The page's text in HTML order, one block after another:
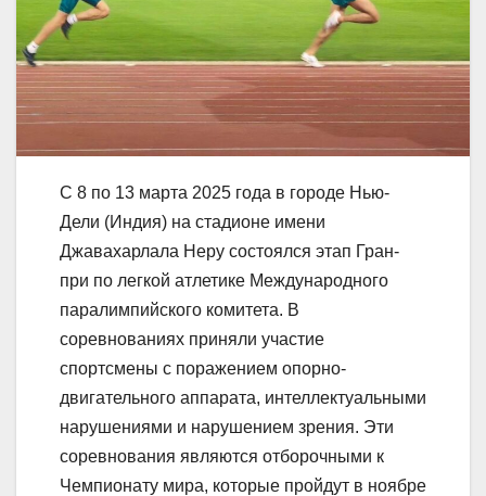
С 8 по 13 марта 2025 года в городе Нью-
Дели (Индия) на стадионе имени
Джавахарлала Неру состоялся этап Гран-
при по легкой атлетике Международного
паралимпийского комитета. В
соревнованиях приняли участие
спортсмены с поражением опорно-
двигательного аппарата, интеллектуальными
нарушениями и нарушением зрения. Эти
соревнования являются отборочными к
Чемпионату мира, которые пройдут в ноябре